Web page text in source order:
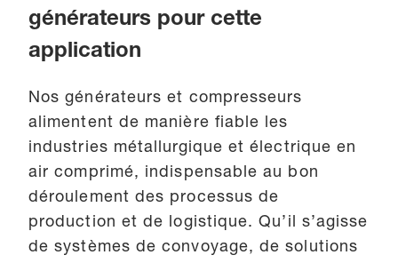
générateurs pour cette
application
Nos générateurs et compresseurs
alimentent de manière fiable les
industries métallurgique et électrique en
air comprimé, indispensable au bon
déroulement des processus de
production et de logistique. Qu’il s’agisse
de systèmes de convoyage, de solutions